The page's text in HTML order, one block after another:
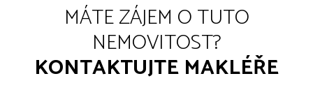
MÁTE ZÁJEM O TUTO
NEMOVITOST?
KONTAKTUJTE MAKLÉŘE